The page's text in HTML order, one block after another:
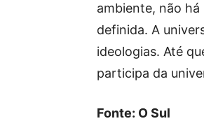
ambiente, não
definida. A
ideologias. Até
participa da
Fonte: O Sul